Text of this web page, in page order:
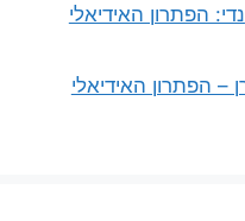
הפתרון האידיאלי
– הפתרון האידיאלי